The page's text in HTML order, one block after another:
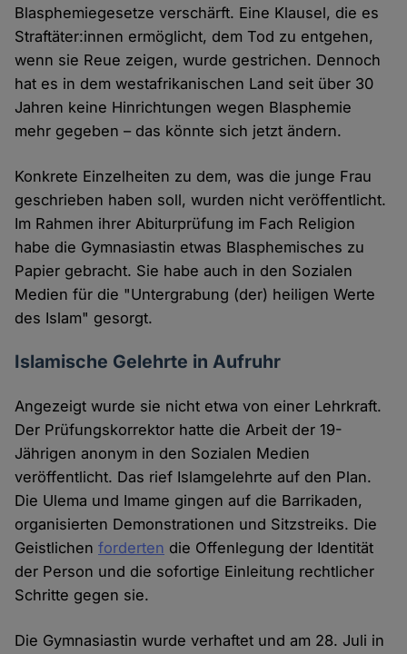
Blasphemiegesetze verschärft. Eine Klausel, die es
Straftäter:innen ermöglicht, dem Tod zu entgehen,
wenn sie Reue zeigen, wurde gestrichen. Dennoch
hat es in dem westafrikanischen Land seit über 30
Jahren keine Hinrichtungen wegen Blasphemie
mehr gegeben – das könnte sich jetzt ändern.
Konkrete Einzelheiten zu dem, was die junge Frau
geschrieben haben soll, wurden nicht veröffentlicht.
Im Rahmen ihrer Abiturprüfung im Fach Religion
habe die Gymnasiastin etwas Blasphemisches zu
Papier gebracht. Sie habe auch in den Sozialen
Medien für die "Untergrabung (der) heiligen Werte
des Islam" gesorgt.
Islamische Gelehrte in Aufruhr
Angezeigt wurde sie nicht etwa von einer Lehrkraft.
Der Prüfungskorrektor hatte die Arbeit der 19-
Jährigen anonym in den Sozialen Medien
veröffentlicht. Das rief Islamgelehrte auf den Plan.
Die Ulema und Imame gingen auf die Barrikaden,
organisierten Demonstrationen und Sitzstreiks. Die
Geistlichenforderten die Offenlegung der Identität
der Person und die sofortige Einleitung rechtlicher
Schritte gegen sie.
Die Gymnasiastin wurde verhaftet und am 28. Juli in